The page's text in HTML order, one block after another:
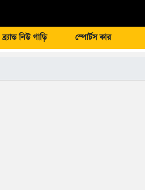
ব্র্যান্ড নিউ গাড়ি স্পোর্টস কার